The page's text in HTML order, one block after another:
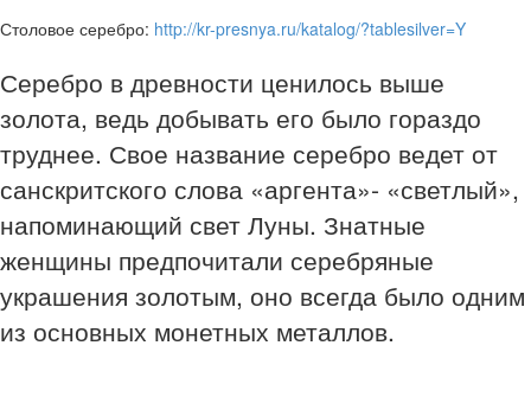
Столовое серебро: http://kr-presnya.ru/katalog/?tablesilver=Y
Серебро в древности ценилось выше
золота, ведь добывать его было гораздо
труднее. Свое название серебро ведет от
санскритского слова «аргента»- «светлый»,
напоминающий свет Луны. Знатные
женщины предпочитали серебряные
украшения золотым, оно всегда было одним
из основных монетных металлов.